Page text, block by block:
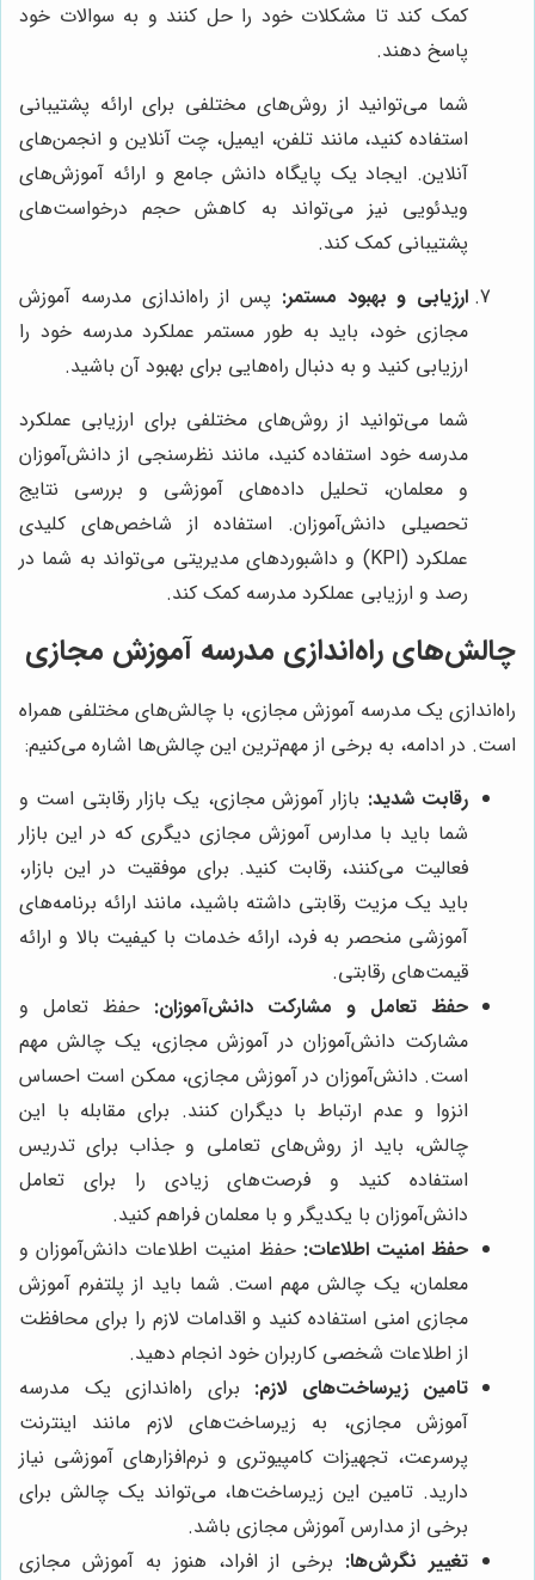
کمک کند تا مشکلات خود را حل کنند و به سوالات خود
پاسخ دهند.
شما می‌توانید از روش‌های مختلفی برای ارائه پشتیبانی
استفاده کنید، مانند تلفن، ایمیل، چت آنلاین و انجمن‌های
آنلاین. ایجاد یک پایگاه دانش جامع و ارائه آموزش‌های
ویدئویی نیز می‌تواند به کاهش حجم درخواست‌های
پشتیبانی کمک کند.
ارزیابی و بهبود مستمر: پس از راه‌اندازی مدرسه آموزش
مجازی خود، باید به طور مستمر عملکرد مدرسه خود را
ارزیابی کنید و به دنبال راه‌هایی برای بهبود آن باشید.
شما می‌توانید از روش‌های مختلفی برای ارزیابی عملکرد
مدرسه خود استفاده کنید، مانند نظرسنجی از دانش‌آموزان
و معلمان، تحلیل داده‌های آموزشی و بررسی نتایج
تحصیلی دانش‌آموزان. استفاده از شاخص‌های کلیدی
عملکرد (KPI) و داشبوردهای مدیریتی می‌تواند به شما در
رصد و ارزیابی عملکرد مدرسه کمک کند.
چالش‌های راه‌اندازی مدرسه آموزش مجازی
راه‌اندازی یک مدرسه آموزش مجازی، با چالش‌های مختلفی همراه
است. در ادامه، به برخی از مهم‌ترین این چالش‌ها اشاره می‌کنیم:
رقابت شدید: بازار آموزش مجازی، یک بازار رقابتی است و
شما باید با مدارس آموزش مجازی دیگری که در این بازار
فعالیت می‌کنند، رقابت کنید. برای موفقیت در این بازار،
باید یک مزیت رقابتی داشته باشید، مانند ارائه برنامه‌های
آموزشی منحصر به فرد، ارائه خدمات با کیفیت بالا و ارائه
قیمت‌های رقابتی.
حفظ تعامل و مشارکت دانش‌آموزان: حفظ تعامل و
مشارکت دانش‌آموزان در آموزش مجازی، یک چالش مهم
است. دانش‌آموزان در آموزش مجازی، ممکن است احساس
انزوا و عدم ارتباط با دیگران کنند. برای مقابله با این
چالش، باید از روش‌های تعاملی و جذاب برای تدریس
استفاده کنید و فرصت‌های زیادی را برای تعامل
دانش‌آموزان با یکدیگر و با معلمان فراهم کنید.
حفظ امنیت اطلاعات: حفظ امنیت اطلاعات دانش‌آموزان و
معلمان، یک چالش مهم است. شما باید از پلتفرم آموزش
مجازی امنی استفاده کنید و اقدامات لازم را برای محافظت
از اطلاعات شخصی کاربران خود انجام دهید.
تامین زیرساخت‌های لازم: برای راه‌اندازی یک مدرسه
آموزش مجازی، به زیرساخت‌های لازم مانند اینترنت
پرسرعت، تجهیزات کامپیوتری و نرم‌افزارهای آموزشی نیاز
دارید. تامین این زیرساخت‌ها، می‌تواند یک چالش برای
برخی از مدارس آموزش مجازی باشد.
تغییر نگرش‌ها: برخی از افراد، هنوز به آموزش مجازی